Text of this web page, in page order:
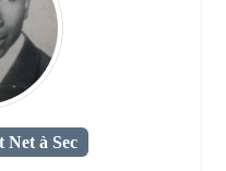
Net à Sec